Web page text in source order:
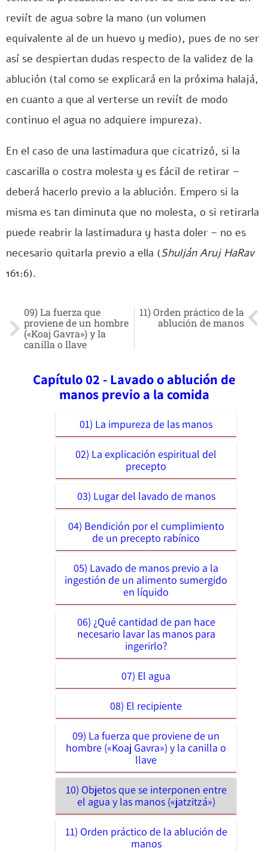
reviít de agua sobre la mano (un volumen
equivalente al de un huevo y medio), pues de no ser
así se despiertan dudas respecto de la validez de la
ablución (tal como se explicará en la próxima halajá,
en cuanto a que al verterse un reviít de modo
continuo el agua no adquiere impureza).
En el caso de una lastimadura que cicatrizó, si la
cascarilla o costra molesta y es fácil de retirar –
deberá hacerlo previo a la ablución. Empero si la
misma es tan diminuta que no molesta, o si retirarla
puede reabrir la lastimadura y hasta doler – no es
necesario quitarla previo a ella (Shulján Aruj HaRav
161:6).
09) La fuerza que
proviene de un hombre
(«Koaj Gavra») y la
canilla o llave
11) Orden práctico de la
ablución de manos
Capítulo 02 - Lavado o ablución de
manos previo a la comida
01) La impureza de las manos
02) La explicación espiritual del
precepto
03) Lugar del lavado de manos
04) Bendición por el cumplimiento
de un precepto rabínico
05) Lavado de manos previo a la
ingestión de un alimento sumergido
en líquido
06) ¿Qué cantidad de pan hace
necesario lavar las manos para
ingerirlo?
07) El agua
08) El recipiente
09) La fuerza que proviene de un
hombre («Koaj Gavra») y la canilla o
llave
10) Objetos que se interponen entre
el agua y las manos («jatzitzá»)
11) Orden práctico de la ablución de
manos